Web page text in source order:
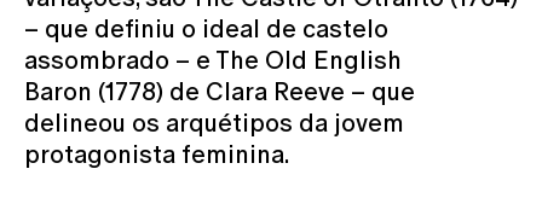
– que definiu o ideal de castelo
assombrado – e The Old English
Baron (1778) de Clara Reeve – que
delineou os arquétipos da jovem
protagonista feminina.